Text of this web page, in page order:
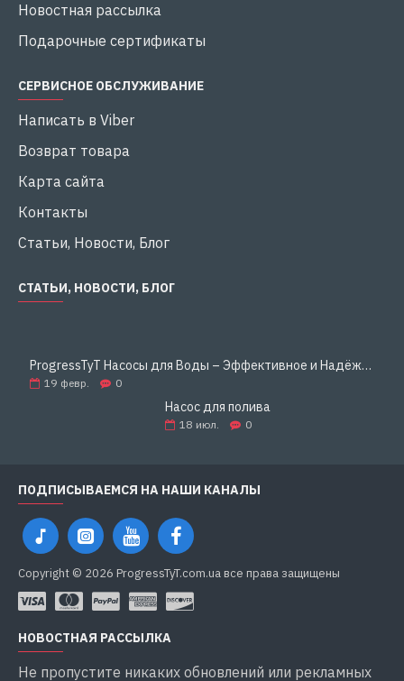
Новостная рассылка
Подарочные сертификаты
СЕРВИСНОЕ ОБСЛУЖИВАНИЕ
Написать в Viber
Возврат товара
Карта сайта
Контакты
Статьи, Новости, Блог
СТАТЬИ, НОВОСТИ, БЛОГ
ProgressTyT Насосы для Воды – Эффективное и Надёжное Решение для Дома и Бизнеса
19 февр. 0
Насос для полива
18 июл. 0
ПОДПИСЫВАЕМСЯ НА НАШИ КАНАЛЫ
Copyright © 2026 ProgressTyT.com.ua все права защищены
НОВОСТНАЯ РАССЫЛКА
Не пропустите никаких обновлений или рекламных